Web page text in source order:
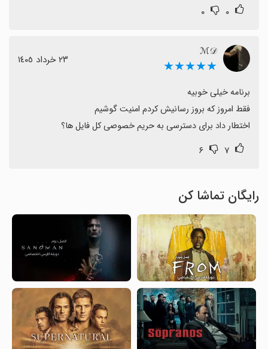
۰ ۰
ℳ𝒟
★★★★★ ٢٣ خرداد ١٤٠٥
اختطار داد برای دسترسی به حریم خصوصی کل فایل ها؟
۷ ۶
رایگان تماشا کن